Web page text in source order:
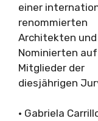
einer
renommierten
Architekten
Nominierten
Mitglieder der
diesjährigen
• Gabriela